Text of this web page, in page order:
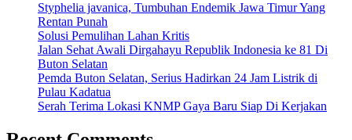
Styphelia javanica, Tumbuhan Endemik Jawa Timur Yang
Rentan Punah
Solusi Pemulihan Lahan Kritis
Jalan Sehat Awali Dirgahayu Republik Indonesia ke 81 Di
Buton Selatan
Pemda Buton Selatan, Serius Hadirkan 24 Jam Listrik di
Pulau Kadatua
Serah Terima Lokasi KNMP Gaya Baru Siap Di Kerjakan